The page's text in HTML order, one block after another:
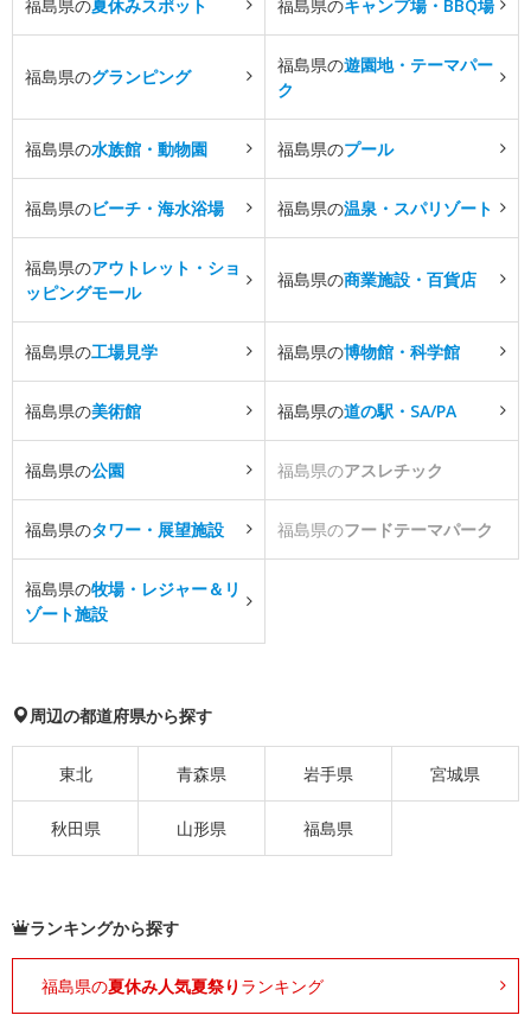
福島県の夏休みスポット 福島県のキャンプ場・BBQ場
福島県のグランピング
福島県の遊園地・テーマパー
ク
福島県の水族館・動物園 福島県のプール
福島県のビーチ・海水浴場 福島県の温泉・スパリゾート
福島県のアウトレット・ショ
ッピングモール
福島県の商業施設・百貨店
福島県の工場見学 福島県の博物館・科学館
福島県の美術館 福島県の道の駅・SA/PA
福島県の公園 福島県のアスレチック
福島県のタワー・展望施設 福島県のフードテーマパーク
福島県の牧場・レジャー＆リ
ゾート施設
周辺の都道府県から探す
東北 青森県 岩手県 宮城県
秋田県 山形県 福島県
ランキングから探す
福島県の夏休み人気夏祭り ランキング